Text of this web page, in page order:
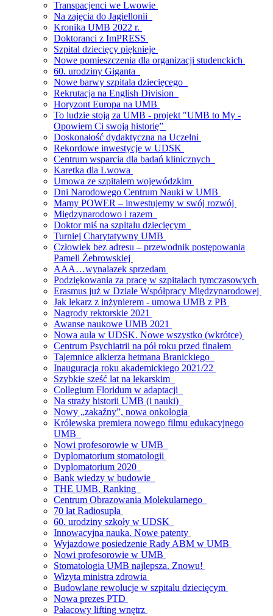
Transpacjenci we Lwowie
Na zajęcia do Jagiellonii
Kronika UMB 2022 r.
Doktoranci z ImPRESS
Szpital dziecięcy pięknieje
Nowe pomieszczenia dla organizacji studenckich
60. urodziny Giganta
Nowe barwy szpitala dziecięcego
Rekrutacja na English Division
Horyzont Europa na UMB
To ludzie stoją za UMB - projekt "UMB to My -
Opowiem Ci swoją historię”
Doskonałość dydaktyczna na Uczelni
Rekordowe inwestycje w UDSK
Centrum wsparcia dla badań klinicznych
Karetka dla Lwowa
Umowa ze szpitalem wojewódzkim
Dni Narodowego Centrum Nauki w UMB
Mamy POWER – inwestujemy w swój rozwój
Międzynarodowo i razem
Doktor miś na szpitalu dziecięcym
Turniej Charytatywny UMB
Człowiek bez adresu – przewodnik postępowania
Pameli Żebrowskiej
AAA…wynalazek sprzedam
Podziękowania za pracę w szpitalach tymczasowych
Erasmus już w Dziale Współpracy Międzynarodowej
Jak lekarz z inżynierem - umowa UMB z PB
Nagrody rektorskie 2021
Awanse naukowe UMB 2021
Nowa aula w UDSK. Nowe wszystko (wkrótce)
Centrum Psychiatrii na pół roku przed finałem
Tajemnice alkierza hetmana Branickiego
Inauguracja roku akademickiego 2021/22
Szybkie sześć lat na lekarskim
Collegium Floridum w adaptacji
Na straży historii UMB (i nauki)
Nowy „zakaźny”, nowa onkologia
Królewska premiera nowego filmu edukacyjnego
UMB
Nowi profesorowie w UMB
Dyplomatorium stomatologii
Dyplomatorium 2020
Bank wiedzy w budowie
THE UMB. Ranking
Centrum Obrazowania Molekularnego
70 lat Radiosupła
60. urodziny szkoły w UDSK
Innowacyjna nauka. Nowe patenty
Wyjazdowe posiedzenie Rady ABM w UMB
Nowi profesorowie w UMB
Stomatologia UMB najlepsza. Znowu!
Wizyta ministra zdrowia
Budowlane rewolucje w szpitalu dziecięcym
Nowa prezes PTD
Pałacowy lifting wnętrz